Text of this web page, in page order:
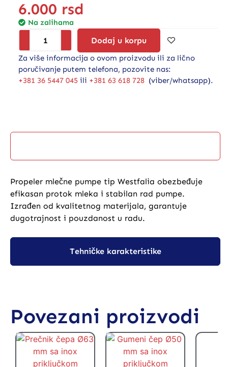
Za više informacija o ovom proizvodu ili za lično
poručivanje putem telefona, pozovite nas:
+381 36 5447 045 ili +381 63 618 728 (viber/whatsapp).
6.000 rsd
Na zalihama
Dodaj u korpu
Tehničke karakteristike
Propeler mlečne pumpe tip Westfalia obezbeđuje
efikasan protok mleka i stabilan rad pumpe.
Izrađen od kvalitetnog materijala, garantuje
dugotrajnost i pouzdanost u radu.
Povezani proizvodi